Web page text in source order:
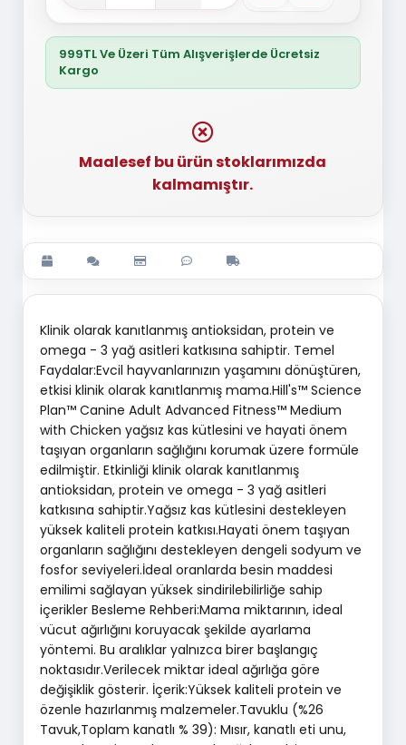
999TL Ve Üzeri Tüm Alışverişlerde Ücretsiz
Kargo
Maalesef bu ürün stoklarımızda
kalmamıştır.
Klinik olarak kanıtlanmış antioksidan, protein ve
omega - 3 yağ asitleri katkısına sahiptir. Temel
Faydalar:Evcil hayvanlarınızın yaşamını dönüştüren,
etkisi klinik olarak kanıtlanmış mama.Hill's™ Science
Plan™ Canine Adult Advanced Fitness™ Medium
with Chicken yağsız kas kütlesini ve hayati önem
taşıyan organların sağlığını korumak üzere formüle
edilmiştir. Etkinliği klinik olarak kanıtlanmış
antioksidan, protein ve omega - 3 yağ asitleri
katkısına sahiptir.Yağsız kas kütlesini destekleyen
yüksek kaliteli protein katkısı.Hayati önem taşıyan
organların sağlığını destekleyen dengeli sodyum ve
fosfor seviyeleri.İdeal oranlarda besin maddesi
emilimi sağlayan yüksek sindirilebilirliğe sahip
içerikler Besleme Rehberi:Mama miktarının, ideal
vücut ağırlığını koruyacak şekilde ayarlama
yöntemi. Bu aralıklar yalnızca birer başlangıç
noktasıdır.Verilecek miktar ideal ağırlığa göre
değişiklik gösterir. İçerik:Yüksek kaliteli protein ve
özenle hazırlanmış malzemeler.Tavuklu (%26
Tavuk,Toplam kanatlı % 39): Mısır, kanatlı eti unu,